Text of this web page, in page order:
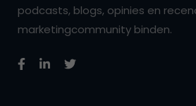
podcasts, blogs, opinies en
marketingcommunity binden.